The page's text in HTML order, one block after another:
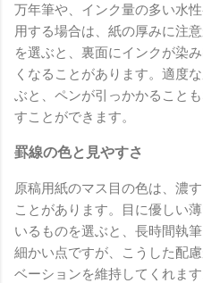
万年筆や、インク量の多い水
用する場合は、紙の厚みに注
を選ぶと、裏面にインクが染
くなることがあります。適度
ぶと、ペンが引っかかること
すことができます。
罫線の色と見やすさ
原稿用紙のマス目の色は、濃
ことがあります。目に優しい
いるものを選ぶと、長時間執
細かい点ですが、こうした配
ベーションを維持してくれます